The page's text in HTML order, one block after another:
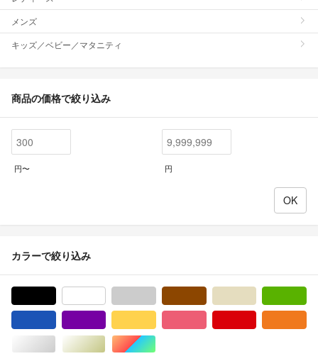
メンズ
キッズ／ベビー／マタニティ
商品の価格で絞り込み
円〜 円
カラーで絞り込み
シルバー/銀色系ゴールド/金色系マルチカラー